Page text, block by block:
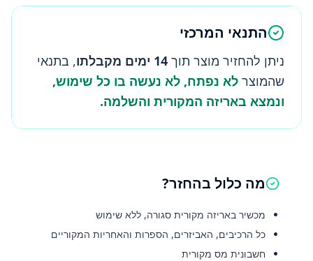
התנאי המרכזי
ניתן להחזיר מוצר תוך 14 ימים מקבלתו
, בתנאי
שהמוצר לא נפתח, לא נעשה בו כל שימוש,
ונמצא באריזה המקורית והשלמה.
מה כלול בהחזר?
מכשיר באריזה מקורית סגורה, ללא שימוש
כל הרכיבים, האביזרים, הספרות והאחריות המקוריים
חשבונית מס מקורית